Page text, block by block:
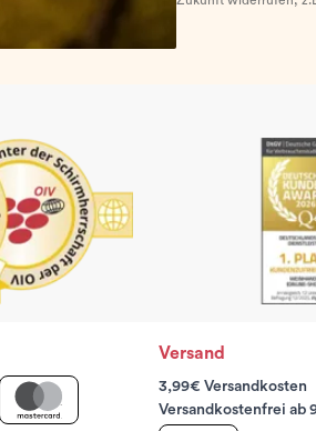
Versand
3,99€ Versandkosten
Versandkostenfrei ab